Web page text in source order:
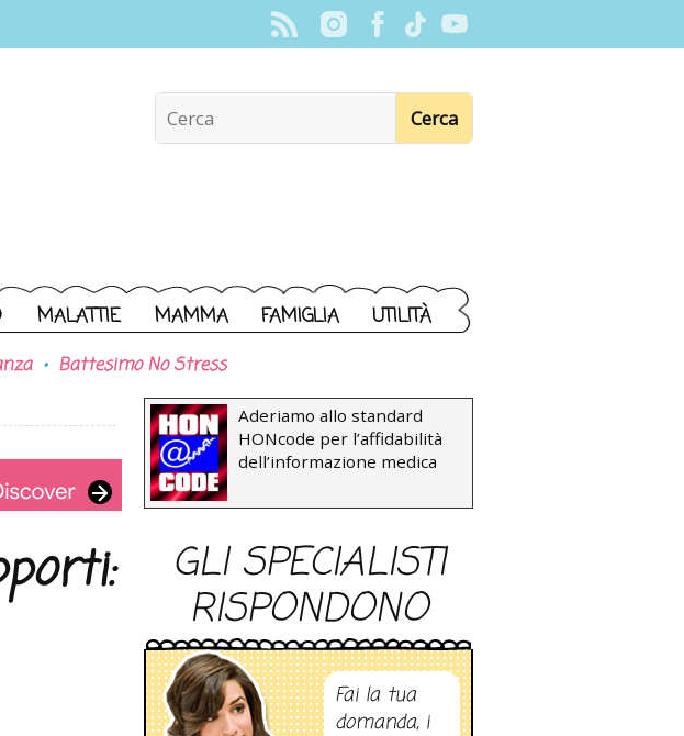
MALATTIE MAMMA FAMIGLIA UTILITÀ
Battesimo No Stress
Aderiamo allo standard
HONcode per l’affidabilità
dell’informazione medica
GLI SPECIALISTI
RISPONDONO
Fai la tua
domanda, i